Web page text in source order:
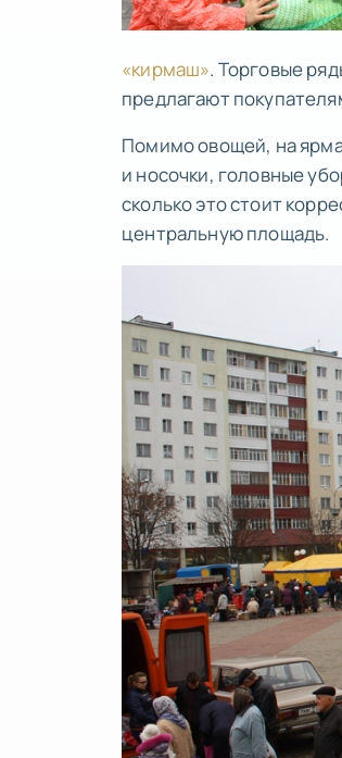
«кирмаш». Торговые
предлагают
Помимо овощей, на
и носочки, головные
сколько это стоит
центральную площадь.